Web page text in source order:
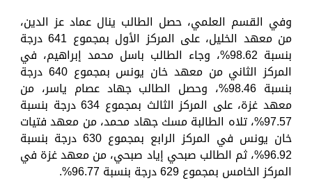
وفي القسم العلمي، حصل الطالب ينال عماد عز الدين،
من معهد الخليل، على المركز الأول بمجموع 641 درجة
بنسبة 98.62%، وجاء الطالب باسل محمد إبراهيم، في
المركز الثاني من معهد خان يونس بمجموع 640 درجة
بنسبة 98.46%، وحصل الطالب جهاد عصام ياسر، من
معهد غزة، على المركز الثالث بمجموع 634 درجة بنسبة
97.57%، تلاه الطالبة مسك جهاد محمد، من معهد فتيات
خان يونس في المركز الرابع بمجموع 630 درجة بنسبة
96.92%، ثم الطالب صبحي إياد صبحي، من معهد غزة في
المركز الخامس بمجموع 629 درجة بنسبة 96.77%.